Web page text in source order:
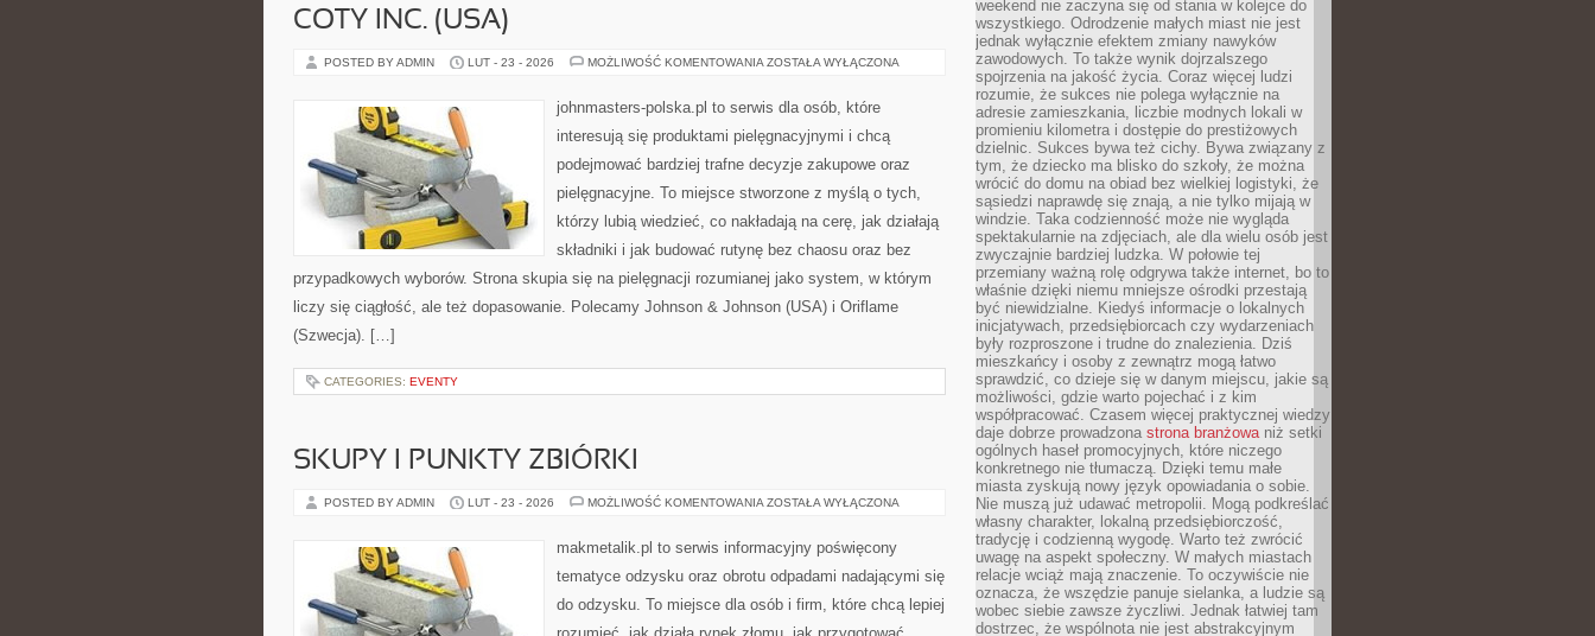
COTY INC. (USA)
POSTED BY ADMIN LUT - 23 - 2026 MOŻLIWOŚĆ KOMENTOWANIA COTY
ZOSTAŁA WYŁĄCZONA
johnmasters-polska.pl to serwis dla osób, które
interesują się produktami pielęgnacyjnymi i chcą
podejmować bardziej trafne decyzje zakupowe oraz
pielęgnacyjne. To miejsce stworzone z myślą o tych,
którzy lubią wiedzieć, co nakładają na cerę, jak działają
składniki i jak budować rutynę bez chaosu oraz bez
przypadkowych wyborów. Strona skupia się na pielęgnacji rozumianej jako system, w którym
liczy się ciągłość, ale też dopasowanie. Polecamy Johnson & Johnson (USA) i Oriflame
(Szwecja). […]
CATEGORIES: EVENTY
SKUPY I PUNKTY ZBIÓRKI
POSTED BY ADMIN LUT - 23 - 2026 MOŻLIWOŚĆ KOMENTOWANIA SKUPY
ZBIÓRKI
ZOSTAŁA WYŁĄCZONA
makmetalik.pl to serwis informacyjny poświęcony
tematyce odzysku oraz obrotu odpadami nadającymi się
do odzysku. To miejsce dla osób i firm, które chcą lepiej
weekend nie zaczyna się od stania w kolejce do
wszystkiego. Odrodzenie małych miast nie jest
jednak wyłącznie efektem zmiany nawyków
zawodowych. To także wynik dojrzalszego
spojrzenia na jakość życia. Coraz więcej ludzi
rozumie, że sukces nie polega wyłącznie na
adresie zamieszkania, liczbie modnych lokali w
promieniu kilometra i dostępie do prestiżowych
dzielnic. Sukces bywa też cichy. Bywa związany z
tym, że dziecko ma blisko do szkoły, że można
wrócić do domu na obiad bez wielkiej logistyki, że
sąsiedzi naprawdę się znają, a nie tylko mijają w
windzie. Taka codzienność może nie wygląda
spektakularnie na zdjęciach, ale dla wielu osób jest
zwyczajnie bardziej ludzka. W połowie tej
przemiany ważną rolę odgrywa także internet, bo to
właśnie dzięki niemu mniejsze ośrodki przestają
być niewidzialne. Kiedyś informacje o lokalnych
inicjatywach, przedsiębiorcach czy wydarzeniach
były rozproszone i trudne do znalezienia. Dziś
mieszkańcy i osoby z zewnątrz mogą łatwo
sprawdzić, co dzieje się w danym miejscu, jakie są
możliwości, gdzie warto pojechać i z kim
współpracować. Czasem więcej praktycznej wiedzy
daje dobrze prowadzona strona branżowaniż setki
ogólnych haseł promocyjnych, które niczego
konkretnego nie tłumaczą. Dzięki temu małe
miasta zyskują nowy język opowiadania o sobie.
Nie muszą już udawać metropolii. Mogą podkreślać
własny charakter, lokalną przedsiębiorczość,
tradycję i codzienną wygodę. Warto też zwrócić
uwagę na aspekt społeczny. W małych miastach
relacje wciąż mają znaczenie. To oczywiście nie
oznacza, że wszędzie panuje sielanka, a ludzie są
wobec siebie zawsze życzliwi. Jednak łatwiej tam
dostrzec, że wspólnota nie jest abstrakcyjnym